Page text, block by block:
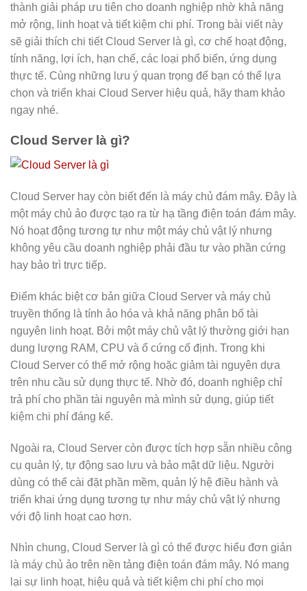
thành giải pháp ưu tiên cho doanh nghiệp nhờ khả năng
mở rộng, linh hoạt và tiết kiệm chi phí. Trong bài viết này
sẽ giải thích chi tiết Cloud Server là gì, cơ chế hoạt động,
tính năng, lợi ích, hạn chế, các loại phổ biến, ứng dụng
thực tế. Cùng những lưu ý quan trọng để bạn có thể lựa
chọn và triển khai Cloud Server hiệu quả, hãy tham khảo
ngay nhé.
Cloud Server là gì?
Cloud Server hay còn biết đến là máy chủ đám mây. Đây là
một máy chủ ảo được tạo ra từ hạ tầng điện toán đám mây.
Nó hoạt động tương tự như một máy chủ vật lý nhưng
không yêu cầu doanh nghiệp phải đầu tư vào phần cứng
hay bảo trì trực tiếp.
Điểm khác biệt cơ bản giữa Cloud Server và máy chủ
truyền thống là tính ảo hóa và khả năng phân bố tài
nguyên linh hoạt. Bởi một máy chủ vật lý thường giới hạn
dung lượng RAM, CPU và ổ cứng cố định. Trong khi
Cloud Server có thể mở rộng hoặc giảm tài nguyên dựa
trên nhu cầu sử dụng thực tế. Nhờ đó, doanh nghiệp chỉ
trả phí cho phần tài nguyên mà mình sử dụng, giúp tiết
kiệm chi phí đáng kể.
Ngoài ra, Cloud Server còn được tích hợp sẵn nhiều công
cụ quản lý, tự động sao lưu và bảo mật dữ liệu. Người
dùng có thể cài đặt phần mềm, quản lý hệ điều hành và
triển khai ứng dụng tương tự như máy chủ vật lý nhưng
với độ linh hoạt cao hơn.
Nhìn chung, Cloud Server là gì có thể được hiểu đơn giản
là máy chủ ảo trên nền tảng điện toán đám mây. Nó mang
lại sự linh hoạt, hiệu quả và tiết kiệm chi phí cho mọi